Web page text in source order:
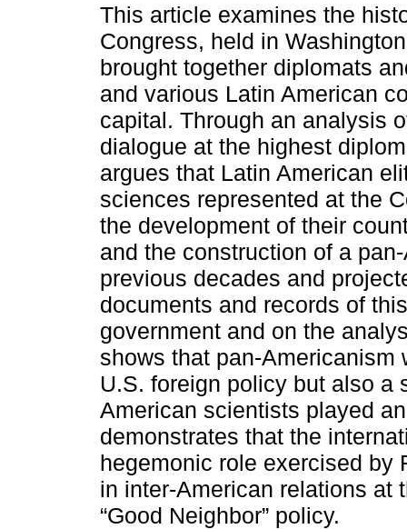
This article examines the
Congress, held in
brought together diplomats
and various Latin American
capital. Through an analysis
dialogue at the highest
argues that Latin American
sciences represented at the
the development of their
and the construction of a
previous decades and
documents and records of
government and on the
shows that
U.S. foreign policy but also a
American scientists played
demonstrates that the
hegemonic role exercised by
in inter‑American relations at
“Good Neighbor” policy.